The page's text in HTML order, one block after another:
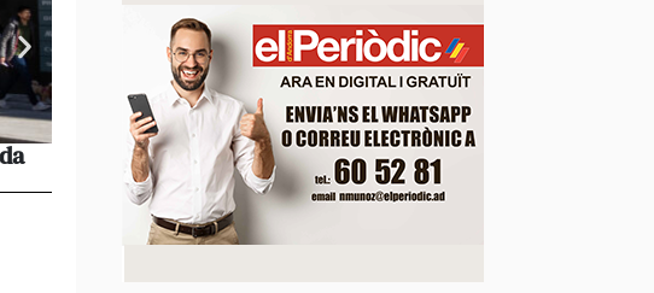
Els referents també passen per casa